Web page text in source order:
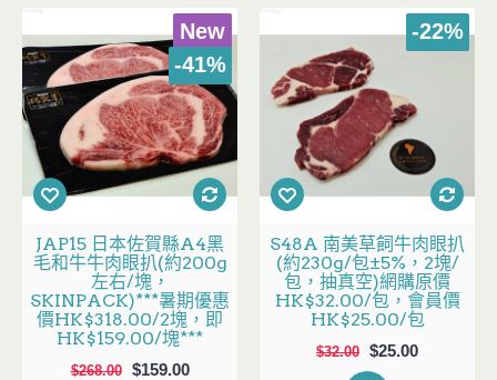
New
-41%
JAP15 日本佐賀縣A4黑
毛和牛牛肉眼扒(約200g
左右/塊，
SKINPACK)***暑期優惠
價HK$318.00/2塊，即
HK$159.00/塊***
$268.00 $159.00
-22%
S48A 南美草飼牛肉眼扒
(約230g/包±5%，2塊/
包，抽真空)網購原價
HK$32.00/包，會員價
HK$25.00/包
$32.00 $25.00